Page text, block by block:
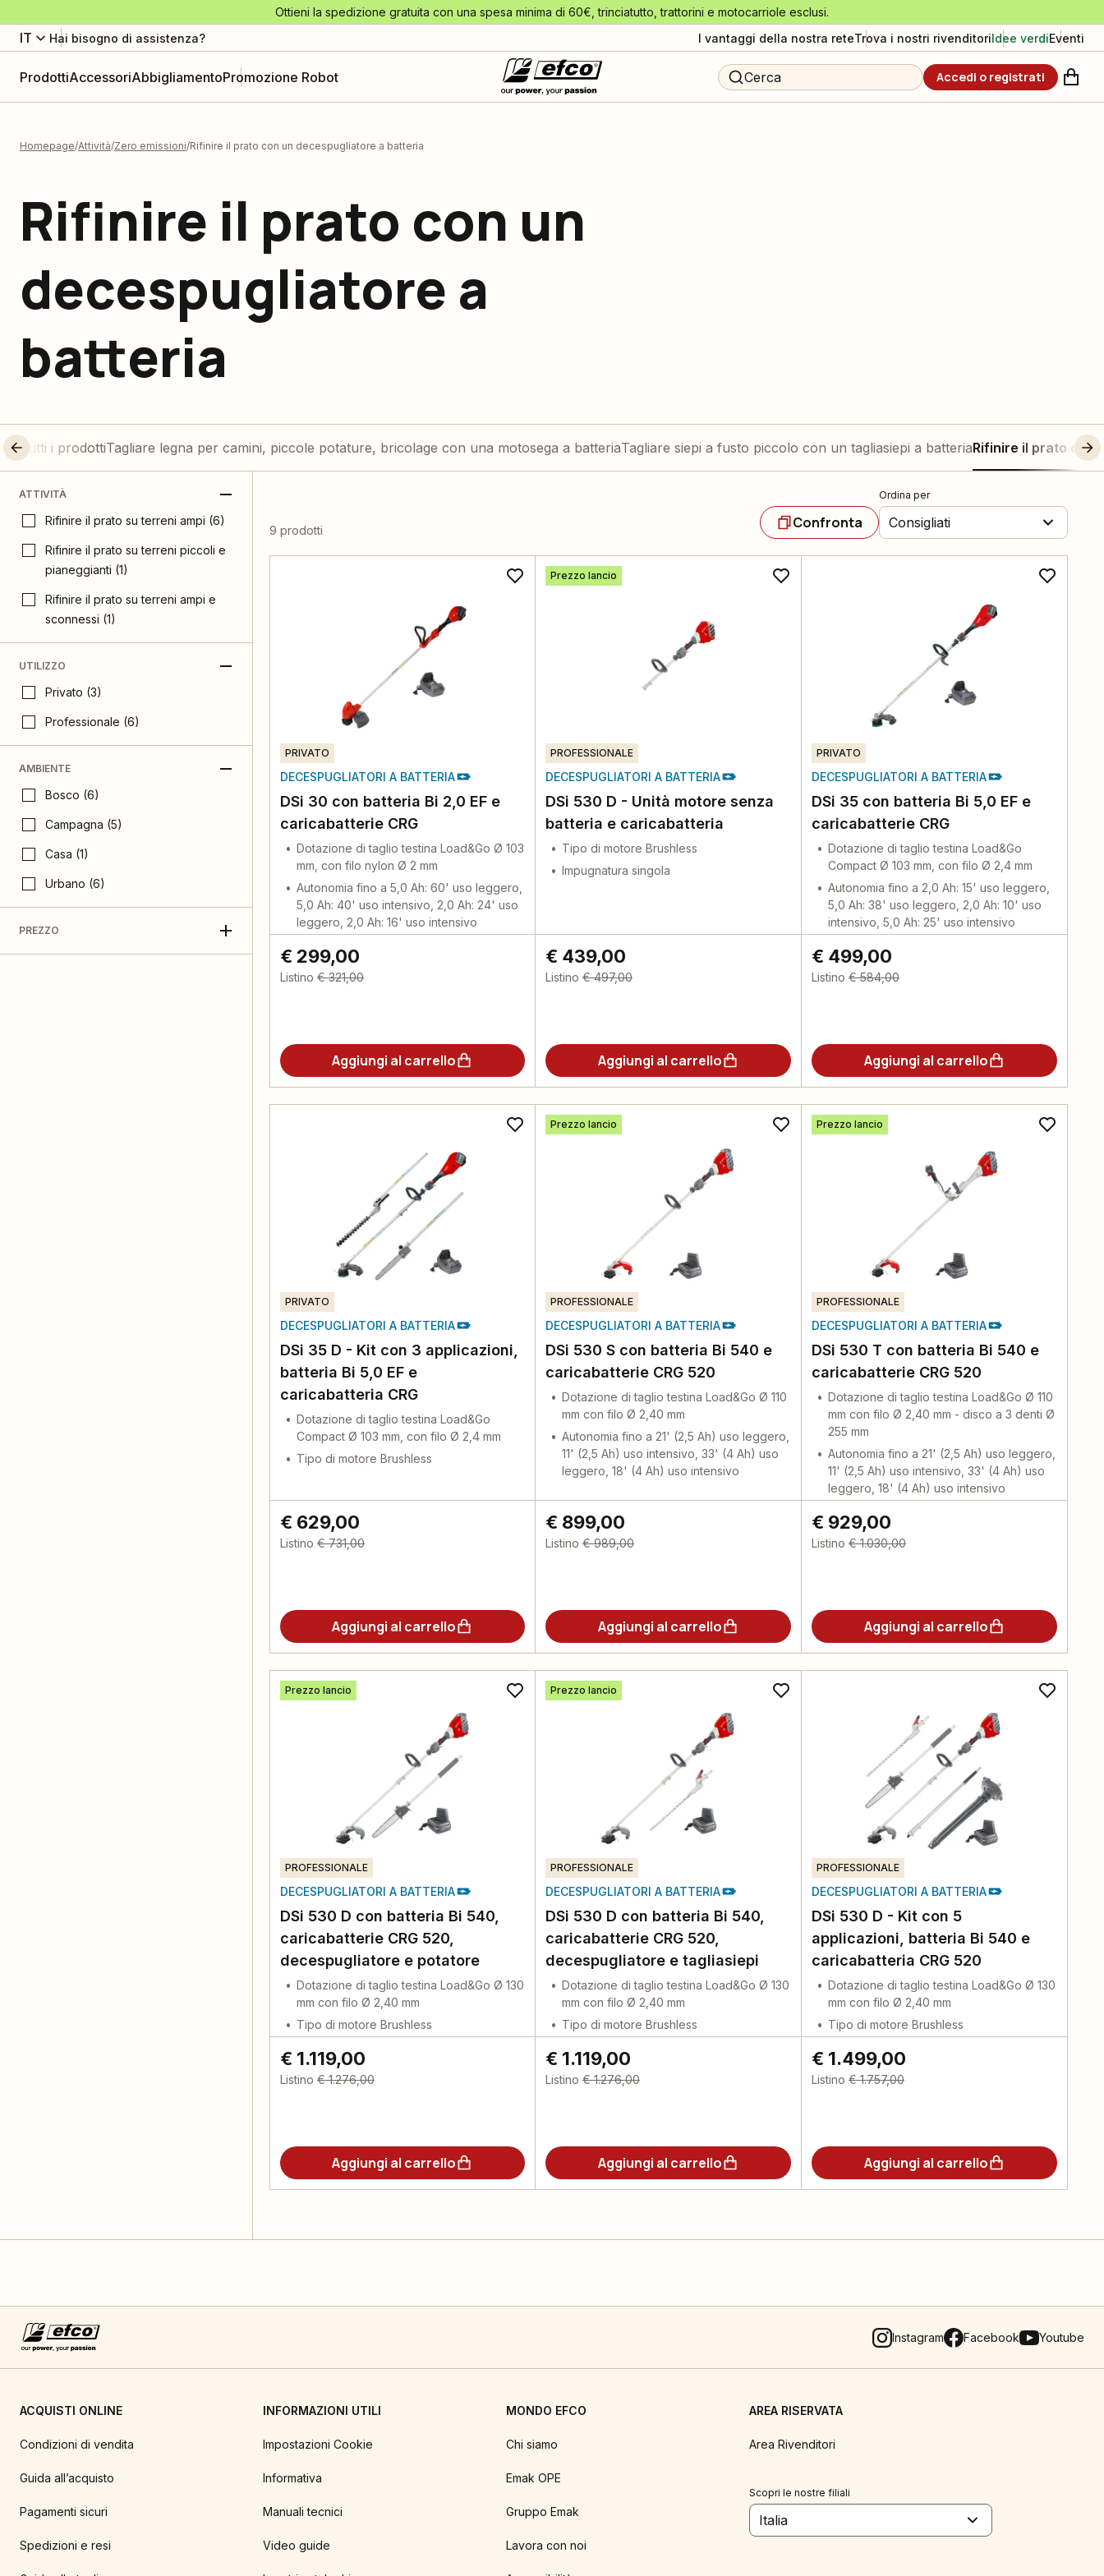
Ottieni la spedizione gratuita con una spesa minima di 60€, trinciatutto, trattorini e motocarriole esclusi.
IT Hai bisogno di assistenza? I vantaggi della nostra reteTrova i nostri rivenditoriIdee verdiEventi
ProdottiAccessoriAbbigliamentoPromozione Robot Cerca Accedi o registrati
Homepage Attività Zero emissioni Rifinire il prato con un decespugliatore a batteria
Rifinire il prato con un
decespugliatore a
batteria
Tutti i prodottiTagliare legna per camini, piccole potature, bricolage con una motosega a batteriaTagliare siepi a fusto piccolo con un tagliasiepi a batteriaRifinire il prato con
ATTIVITÀ
Rifinire il prato su terreni ampi (6)
Rifinire il prato su terreni piccoli e
pianeggianti (1)
Rifinire il prato su terreni ampi e
sconnessi (1)
UTILIZZO
Privato (3)
Professionale (6)
AMBIENTE
Bosco (6)
Campagna (5)
Casa (1)
Urbano (6)
PREZZO
9 prodotti Confronta
Ordina per
Consigliati
PRIVATO
DECESPUGLIATORI A BATTERIA
DSi 30 con batteria Bi 2,0 EF e
caricabatterie CRG
Dotazione di taglio testina Load&Go Ø 103
mm, con filo nylon Ø 2 mm
Autonomia fino a 5,0 Ah: 60' uso leggero,
5,0 Ah: 40' uso intensivo, 2,0 Ah: 24' uso
leggero, 2,0 Ah: 16' uso intensivo
€ 299,00
Listino € 321,00
Aggiungi al carrello
Prezzo lancio
PROFESSIONALE
DECESPUGLIATORI A BATTERIA
DSi 530 D - Unità motore senza
batteria e caricabatteria
Tipo di motore Brushless
Impugnatura singola
€ 439,00
Listino € 497,00
Aggiungi al carrello
PRIVATO
DECESPUGLIATORI A BATTERIA
DSi 35 con batteria Bi 5,0 EF e
caricabatterie CRG
Dotazione di taglio testina Load&Go
Compact Ø 103 mm, con filo Ø 2,4 mm
Autonomia fino a 2,0 Ah: 15' uso leggero,
5,0 Ah: 38' uso leggero, 2,0 Ah: 10' uso
intensivo, 5,0 Ah: 25' uso intensivo
€ 499,00
Listino € 584,00
Aggiungi al carrello
PRIVATO
DECESPUGLIATORI A BATTERIA
DSi 35 D - Kit con 3 applicazioni,
batteria Bi 5,0 EF e
caricabatteria CRG
Dotazione di taglio testina Load&Go
Compact Ø 103 mm, con filo Ø 2,4 mm
Tipo di motore Brushless
€ 629,00
Listino € 731,00
Aggiungi al carrello
Prezzo lancio
PROFESSIONALE
DECESPUGLIATORI A BATTERIA
DSi 530 S con batteria Bi 540 e
caricabatterie CRG 520
Dotazione di taglio testina Load&Go Ø 110
mm con filo Ø 2,40 mm
Autonomia fino a 21' (2,5 Ah) uso leggero,
11' (2,5 Ah) uso intensivo, 33' (4 Ah) uso
leggero, 18' (4 Ah) uso intensivo
€ 899,00
Listino € 989,00
Aggiungi al carrello
Prezzo lancio
PROFESSIONALE
DECESPUGLIATORI A BATTERIA
DSi 530 T con batteria Bi 540 e
caricabatterie CRG 520
Dotazione di taglio testina Load&Go Ø 110
mm con filo Ø 2,40 mm - disco a 3 denti Ø
255 mm
Autonomia fino a 21' (2,5 Ah) uso leggero,
11' (2,5 Ah) uso intensivo, 33' (4 Ah) uso
leggero, 18' (4 Ah) uso intensivo
€ 929,00
Listino € 1.030,00
Aggiungi al carrello
Prezzo lancio
PROFESSIONALE
DECESPUGLIATORI A BATTERIA
DSi 530 D con batteria Bi 540,
caricabatterie CRG 520,
decespugliatore e potatore
Dotazione di taglio testina Load&Go Ø 130
mm con filo Ø 2,40 mm
Tipo di motore Brushless
€ 1.119,00
Listino € 1.276,00
Aggiungi al carrello
Prezzo lancio
PROFESSIONALE
DECESPUGLIATORI A BATTERIA
DSi 530 D con batteria Bi 540,
caricabatterie CRG 520,
decespugliatore e tagliasiepi
Dotazione di taglio testina Load&Go Ø 130
mm con filo Ø 2,40 mm
Tipo di motore Brushless
€ 1.119,00
Listino € 1.276,00
Aggiungi al carrello
PROFESSIONALE
DECESPUGLIATORI A BATTERIA
DSi 530 D - Kit con 5
applicazioni, batteria Bi 540 e
caricabatteria CRG 520
Dotazione di taglio testina Load&Go Ø 130
mm con filo Ø 2,40 mm
Tipo di motore Brushless
€ 1.499,00
Listino € 1.757,00
Aggiungi al carrello
Instagram Facebook Youtube
ACQUISTI ONLINE
Condizioni di vendita
Guida all’acquisto
Pagamenti sicuri
Spedizioni e resi
INFORMAZIONI UTILI
Impostazioni Cookie
Informativa
Manuali tecnici
Video guide
MONDO EFCO
Chi siamo
Emak OPE
Gruppo Emak
Lavora con noi
AREA RISERVATA
Area Rivenditori
Scopri le nostre filiali
Italia